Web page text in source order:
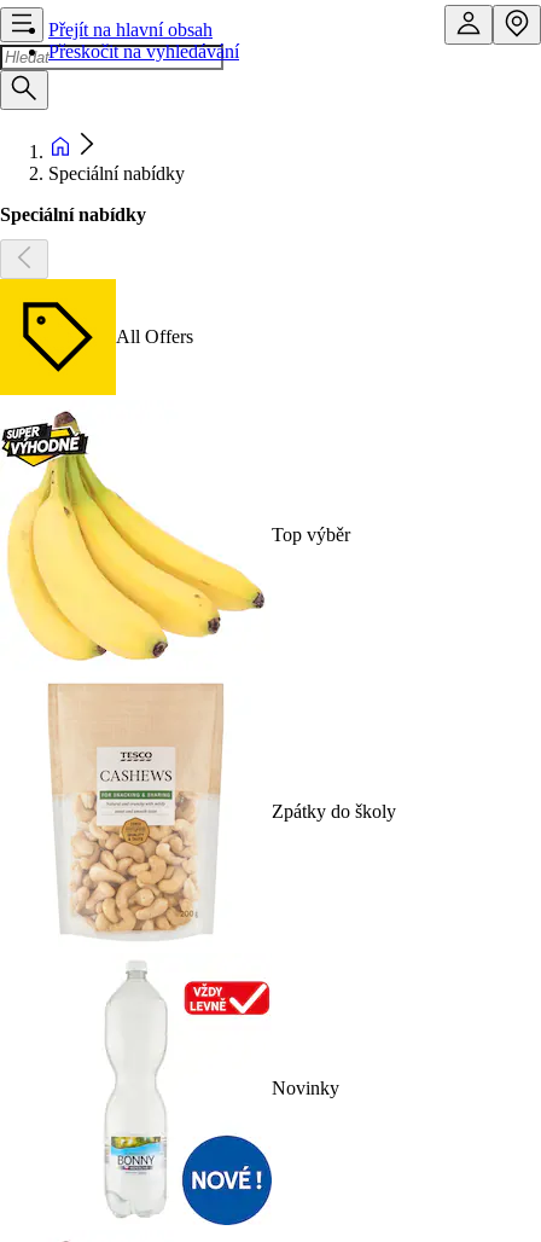
Přejít na hlavní obsah
Přeskočit na vyhledávání
Speciální nabídky
Speciální nabídky
All Offers
Top výběr
Zpátky do školy
Novinky